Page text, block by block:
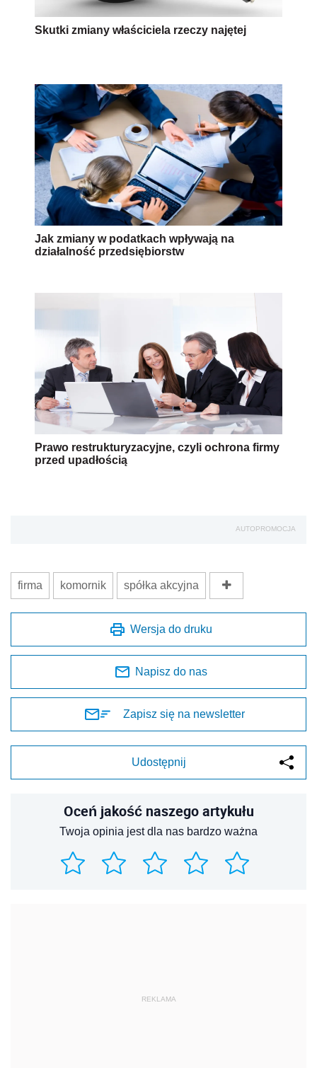
Skutki zmiany właściciela rzeczy najętej
Jak zmiany w podatkach wpływają na
działalność przedsiębiorstw
Prawo restrukturyzacyjne, czyli ochrona firmy
przed upadłością
AUTOPROMOCJA
firma komornik spółka akcyjna
Wersja do druku
Napisz do nas
Zapisz się na newsletter
Udostępnij
Oceń jakość naszego artykułu
Twoja opinia jest dla nas bardzo ważna
REKLAMA